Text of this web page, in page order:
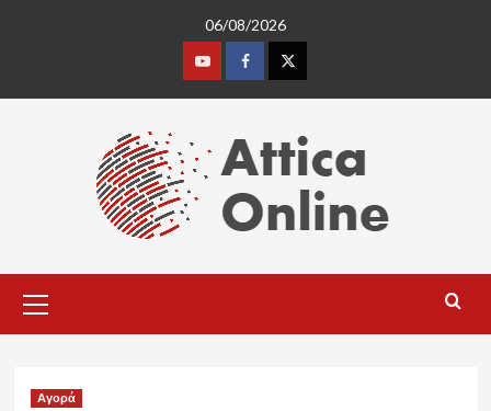
06/08/2026
YoutubeFacebookTwitter
Menu
Αγορά